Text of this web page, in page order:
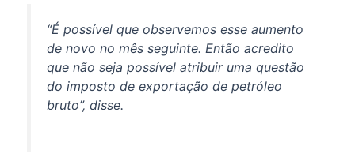
“É possível que observemos esse aumento
de novo no mês seguinte. Então acredito
que não seja possível atribuir uma questão
do imposto de exportação de petróleo
bruto”, disse.